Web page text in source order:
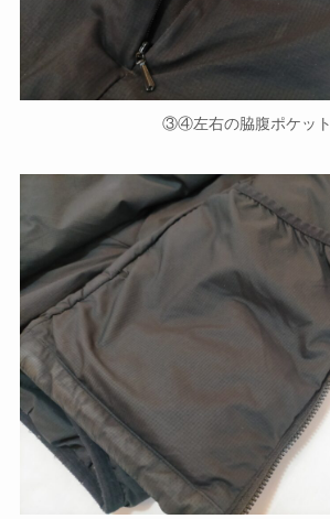
③④左右の脇腹ポケット